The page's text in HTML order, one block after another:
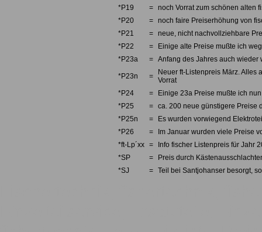
*P19
= noch Vorrat zum schönen alten
*P20
= noch faire Preiserhöhung von
*P21
= neue, nicht nachvollziehbare
*P22
=
Einige alte Preise mußte ich
*P23a
= Anfang des Jahres auch
*P23n =
Neuer ft-Listenpreis März. Alles
Vorrat
*P24
=
Einige 23a Preise mußte ich
*P25
= ca. 200 neue günstigere Preise
*P25n
=
Es wurden vorwiegend
*P26
=
Im Januar wurden viele Preise
*ft-Lp´xx =
Info fischer Listenpreis für Jahr
*SP
=
Preis durch
*SJ
= Teil bei Santjohanser besorgt,